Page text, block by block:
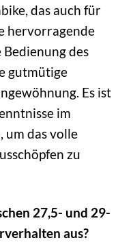
das auch für
hervorragende
des
gutmütige
Es ist
im
um das volle
zu
27,5- und 29-
aus?